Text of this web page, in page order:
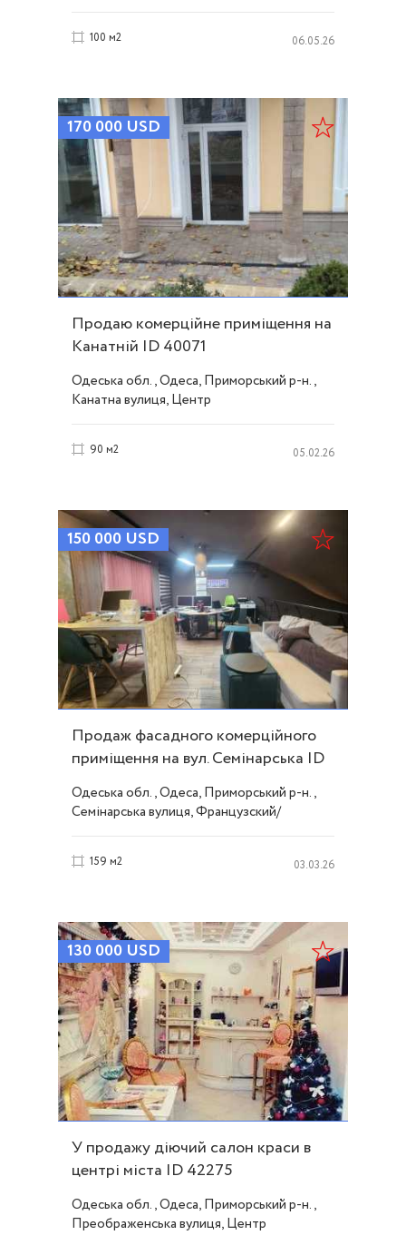
100 м2 06.05.26
170 000 USD
Продаю комерційне приміщення на
Канатній ID 40071
Одеська обл., Одеса, Приморський р-н.,
Канатна вулиця, Центр
90 м2 05.02.26
150 000 USD
Продаж фасадного комерційного
приміщення на вул. Семінарська ID
41539
Одеська обл., Одеса, Приморський р-н.,
Семінарська вулиця, Французский/
159 м2 03.03.26
130 000 USD
У продажу діючий салон краси в
центрі міста ID 42275
Одеська обл., Одеса, Приморський р-н.,
Преображенська вулиця, Центр